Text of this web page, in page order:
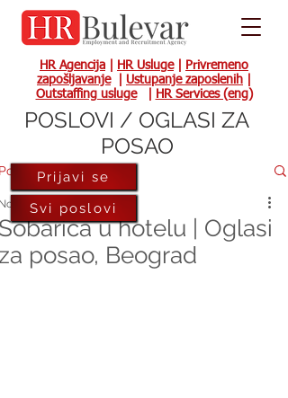
HR Agencija HR Usluge|
Privremeno
zapošljavanje| Ustupanje zaposlenih
Outstaffing usluge| HR Services (eng)
u hotelu | Oglasi
posao, Beograd
17, 2021
Prijavi se
Svi poslovi
POSLOVI / OGLASI ZA
POSAO